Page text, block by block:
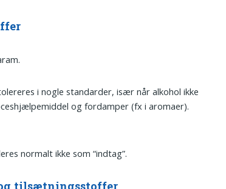
i nogle standarder, især når alkohol ikke
og fordamper (fx i aromaer).
normalt ikke som “indtag”.
tilsætningsstoffer